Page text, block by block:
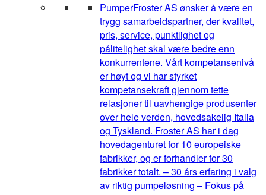
PumperFroster AS ønsker å være en
trygg samarbeidspartner, der kvalitet,
pris, service, punktlighet og
pålitelighet skal være bedre enn
konkurrentene. Vårt kompetansenivå
er høyt og vi har styrket
kompetansekraft gjennom tette
relasjoner til uavhengige produsenter
over hele verden, hovedsakelig Italia
og Tyskland. Froster AS har i dag
hovedagenturet for 10 europeiske
fabrikker, og er forhandler for 30
fabrikker totalt. – 30 års erfaring i valg
av riktig pumpeløsning – Fokus på